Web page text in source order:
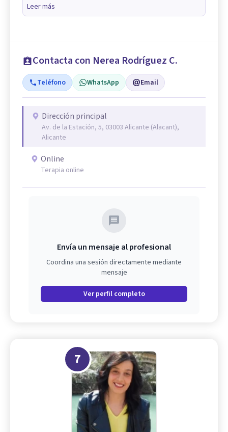
Leer más
Contacta con Nerea Rodríguez C.
Teléfono WhatsApp Email
Dirección principal
Av. de la Estación, 5, 03003 Alicante (Alacant),
Alicante
Online
Terapia online
Envía un mensaje al profesional
Coordina una sesión directamente mediante
mensaje
Ver perfil completo
7